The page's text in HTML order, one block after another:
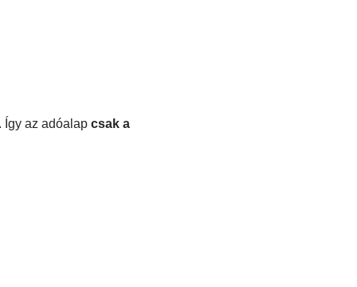
Így az adóalap csak a